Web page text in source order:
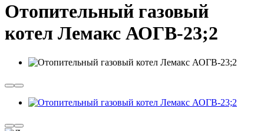
Отопительный газовый
котел Лемакс АОГВ-23;2